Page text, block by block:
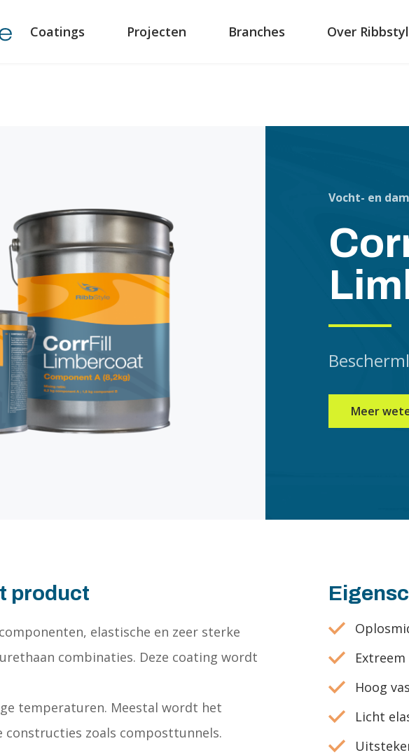
Coatings Projecten Branches Over
Vocht- en
Meer
product
elastische en zeer sterke
combinaties. Deze coating wordt
temperaturen. Meestal wordt het
zoals composttunnels.
Hoog
Licht